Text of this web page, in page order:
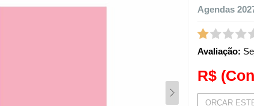
Agendas
Avaliação:
R$
ORÇAR